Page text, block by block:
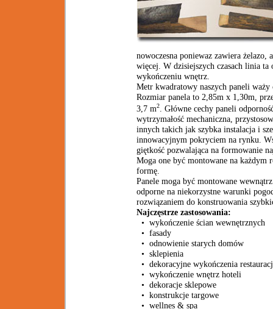
nowoczesna poniewaz zawiera
więcej. W dzisiejszych czasach linia
wykończeniu wnętrz.
Metr kwadratowy naszych paneli
Rozmiar panela to 2,85m x 1,30m,
3,7 m2
. Główne cechy paneli
wytrzymałość mechaniczna,
innych takich jak szybka instalacja i
innowacyjnym pokryciem na rynku.
giętkość pozwalająca na formowanie
Moga one być montowane na każdym
formę.
Panele moga być montowane
odporne na niekorzystne warunki
rozwiązaniem do konstruowania
Najczęstrze zastosowania:
• wykończenie ścian wewnętrznych
• fasady
• odnowienie starych domów
• sklepienia
• dekoracyjne wykończenia
• wykończenie wnętrz hoteli
• dekoracje sklepowe
• konstrukcje targowe
• wellnes & spa